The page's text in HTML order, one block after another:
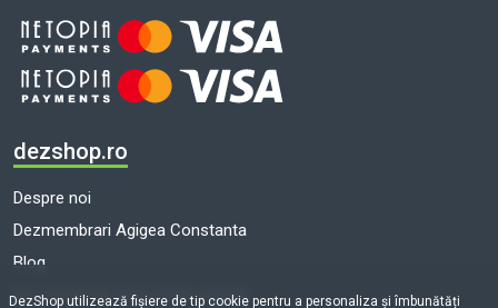
dezshop.ro
Despre noi
Dezmembrari Agigea Constanta
Blog
Dezmembrari auto toate marcile
DezShop utilizează fişiere de tip cookie pentru a personaliza și îmbunătăți